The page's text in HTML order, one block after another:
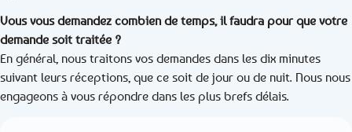
Vous vous demandez combien de temps, il faudra pour que votre
demande soit traitée ?
En général, nous traitons vos demandes dans les dix minutes
suivant leurs réceptions, que ce soit de jour ou de nuit. Nous nous
engageons à vous répondre dans les plus brefs délais.